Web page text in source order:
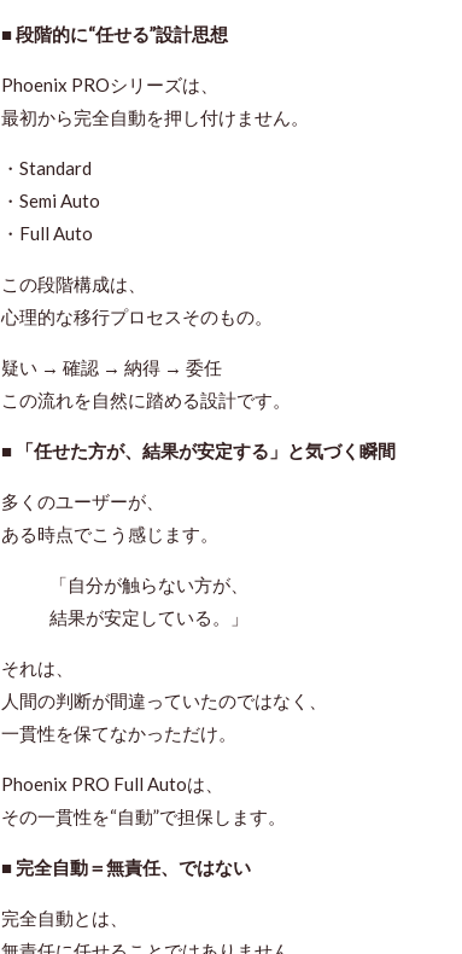
■ 段階的に“任せる”設計思想
Phoenix PROシリーズは、
最初から完全自動を押し付けません。
・Standard
・Semi Auto
・Full Auto
この段階構成は、
心理的な移行プロセスそのもの。
疑い → 確認 → 納得 → 委任
この流れを自然に踏める設計です。
■ 「任せた方が、結果が安定する」と気づく瞬間
多くのユーザーが、
ある時点でこう感じます。
「自分が触らない方が、
結果が安定している。」
それは、
人間の判断が間違っていたのではなく、
一貫性を保てなかっただけ。
Phoenix PRO Full Autoは、
その一貫性を“自動”で担保します。
■ 完全自動＝無責任、ではない
完全自動とは、